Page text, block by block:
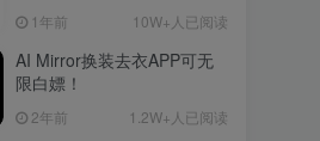
1年前 10W+人已阅读
AI Mirror换装去衣APP可无
限白嫖！
2年前 1.2W+人已阅读